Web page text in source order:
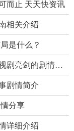
而止 天天快资讯
相关介绍
是什么？
亮剑的剧情内容
剧情简介
分享
详细介绍